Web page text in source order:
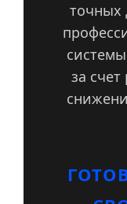
точных
за счет